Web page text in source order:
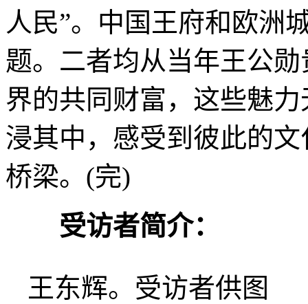
人民”。中国王府和欧洲
题。二者均从当年王公
界的共同财富，这些魅
浸其中，感受到彼此的
桥梁。(完)
受访者简介：
王东辉。受访者供图